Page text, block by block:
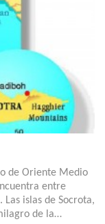
de Oriente Medio
entre
islas de Socrota,
de la…